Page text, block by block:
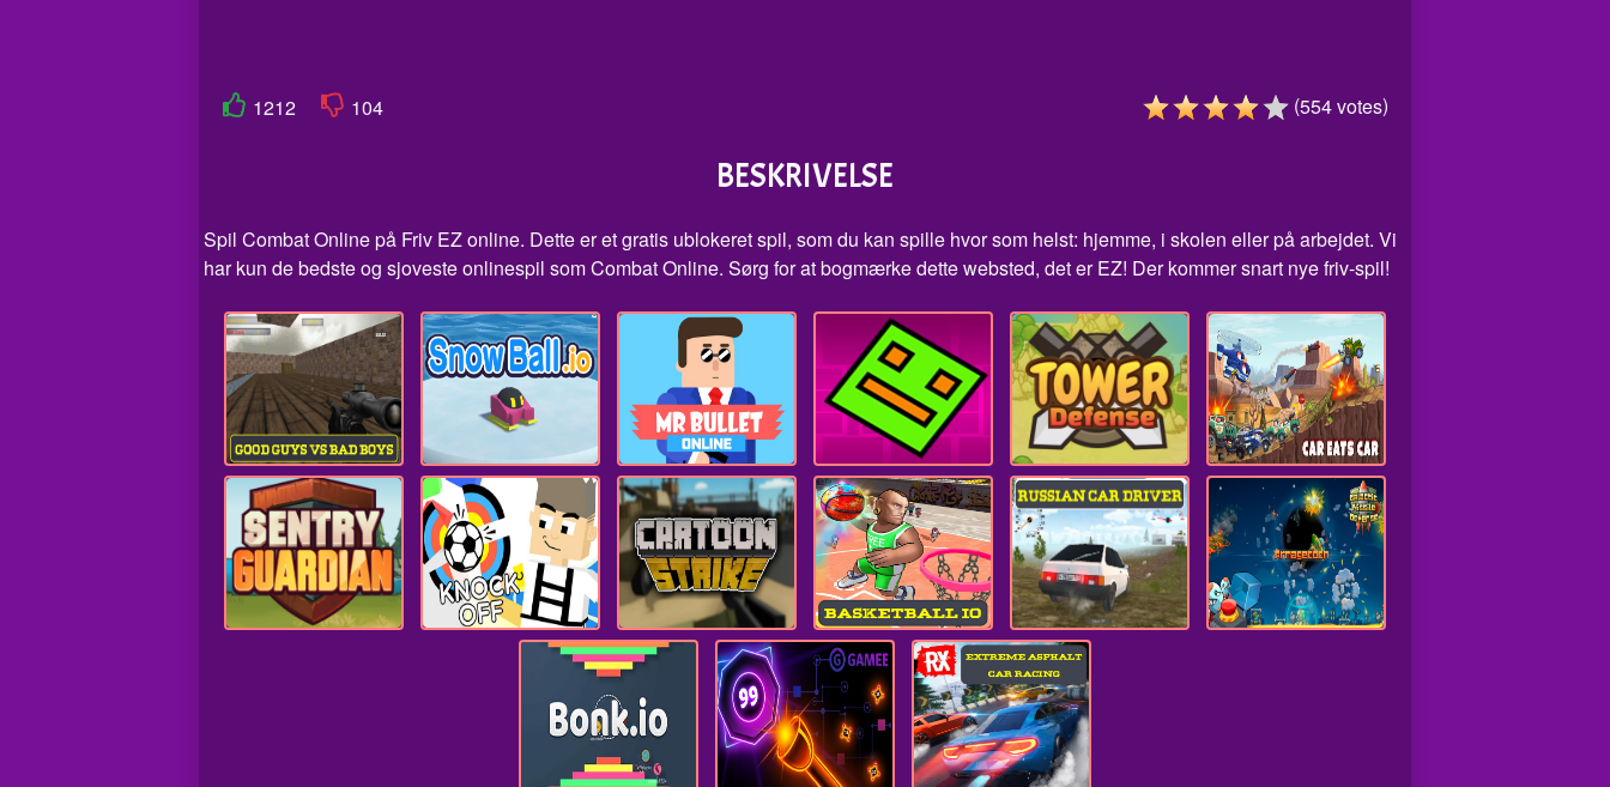
1212 104 (554votes)
BESKRIVELSE
Spil Combat Online på Friv EZ online. Dette er et gratis ublokeret spil, som du kan spille hvor som helst: hjemme, i skolen eller på arbejdet. Vi
har kun de bedste og sjoveste onlinespil som Combat Online. Sørg for at bogmærke dette websted, det er EZ! Der kommer snart nye friv-spil!